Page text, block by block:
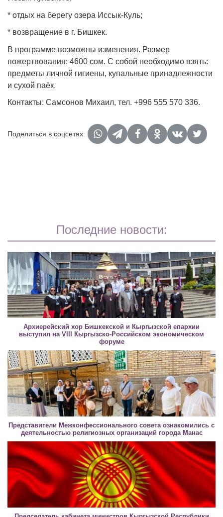
* отдых на берегу озера Иссык‑Куль;
* возвращение в г. Бишкек.
В программе возможны изменения. Размер
пожертвования: 4600 сом. С собой необходимо взять:
предметы личной гигиены, купальные принадлежности
и сухой паёк.
Контакты: Самсонов Михаил, тел. +996 555 570 336.
Поделиться в соцсетях:
Последние новости:
Архиерейский хор Бишкекской и Кыргызской епархии
выступил на VIII Кыргызско-Российском экономическом
форуме
Представители Межконфессионального совета ознакомились с
деятельностью религиозных организаций города Манас